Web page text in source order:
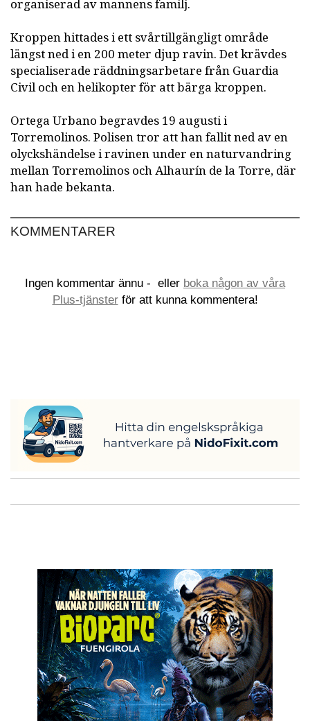
organiserad av mannens familj.
Kroppen hittades i ett svårtillgängligt område
längst ned i en 200 meter djup ravin. Det krävdes
specialiserade räddningsarbetare från Guardia
Civil och en helikopter för att bärga kroppen.
Ortega Urbano begravdes 19 augusti i
Torremolinos. Polisen tror att han fallit ned av en
olyckshändelse i ravinen under en naturvandring
mellan Torremolinos och Alhaurín de la Torre, där
han hade bekanta.
KOMMENTARER
Ingen kommentar ännu - eller boka någon av våra
Plus-tjänsterför att kunna kommentera!